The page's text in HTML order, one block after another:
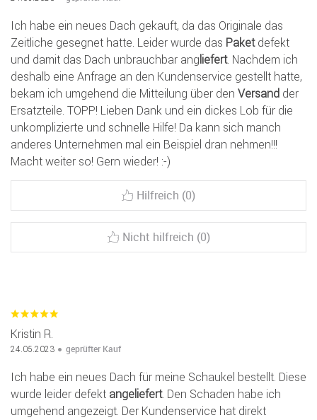
Ich habe ein neues Dach gekauft, da das Originale das
Zeitliche gesegnet hatte. Leider wurde das Paketdefekt
und damit das Dach unbrauchbar ang liefert. Nachdem ich
deshalb eine Anfrage an den Kundenservice gestellt hatte,
bekam ich umgehend die Mitteilung über den Versand der
Ersatzteile. TOPP! Lieben Dank und ein dickes Lob für die
unkomplizierte und schnelle Hilfe! Da kann sich manch
anderes Unternehmen mal ein Beispiel dran nehmen!!!
Macht weiter so! Gern wieder! :-)
Hilfreich (0)
Nicht hilfreich (0)
Kristin R.
24.05.2023 geprüfter Kauf
Ich habe ein neues Dach für meine Schaukel bestellt. Diese
wurde leider defekt angeliefert. Den Schaden habe ich
umgehend angezeigt. Der Kundenservice hat direkt